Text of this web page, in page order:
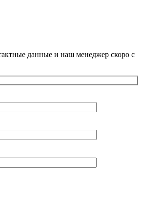
данные и наш менеджер скоро с